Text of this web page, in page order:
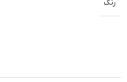
رنگ